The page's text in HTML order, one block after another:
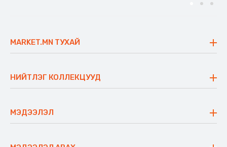
MARKET.MN ТУХАЙ
Үнэт зүйлс
Ажлын байр
Блог
НИЙТЛЭГ КОЛЛЕКЦУУД
Сүүдрэвч
Аяны ширээ
МЭДЭЭЛЭЛ
Буцаалтын журам